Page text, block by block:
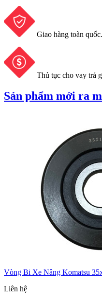
Giao hàng toàn quốc.
Thủ tục cho vay trả
Sản phẩm mới ra
Vòng Bi Xe Nâng Komatsu
Liên hệ